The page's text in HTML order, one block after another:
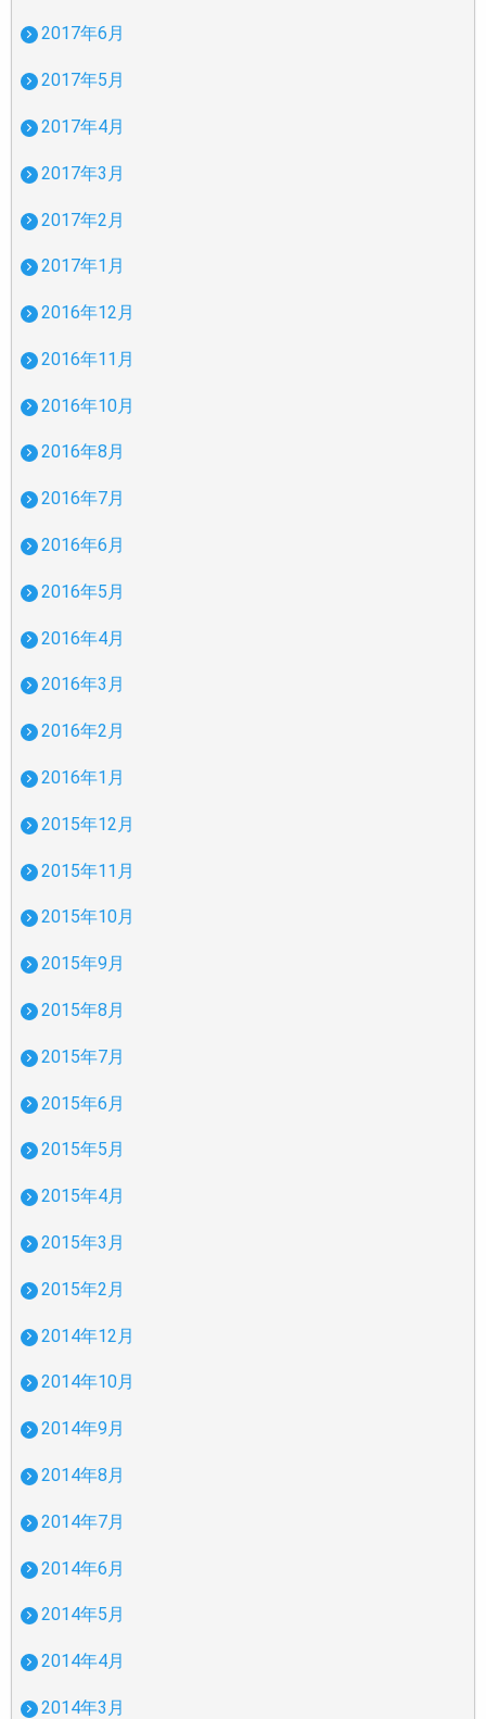
2017年6月
2017年5月
2017年4月
2017年3月
2017年2月
2017年1月
2016年12月
2016年11月
2016年10月
2016年8月
2016年7月
2016年6月
2016年5月
2016年4月
2016年3月
2016年2月
2016年1月
2015年12月
2015年11月
2015年10月
2015年9月
2015年8月
2015年7月
2015年6月
2015年5月
2015年4月
2015年3月
2015年2月
2014年12月
2014年10月
2014年9月
2014年8月
2014年7月
2014年6月
2014年5月
2014年4月
2014年3月